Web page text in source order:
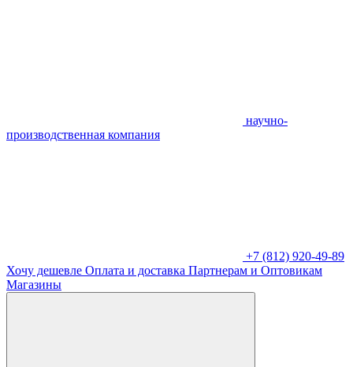
научно-
производственная компания
+7 (812) 920-49-89
Хочу дешевле Оплата и доставка Партнерам и Оптовикам
Магазины